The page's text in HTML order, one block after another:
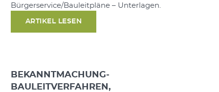
Bürgerservice/Bauleitpläne – Unterlagen.
ARTIKEL LESEN
BEKANNTMACHUNG-
BAULEITVERFAHREN,